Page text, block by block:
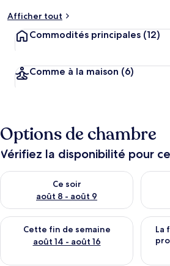
Afficher tout
Commodités principales (12)
Comme à la maison (6)
Options de chambre
Vérifiez la disponibilité pour
Ce soir
août 8 - août 9
Vérifier la disponibilité pour ce soir
Cette fin de semaine
août 14 - août 16
Vérifier la disponibilité pour cette fin
La